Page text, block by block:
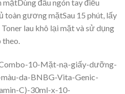
mặtDùng đầu ngón tay điều
toàn gương mặtSau 15 phút, lấy
lau khô lại mặt và sử dụng
10-Mặt-nạ-giấy-dưỡng-
da-BNBG-Vita-Genic-
C)-30ml-x-10-